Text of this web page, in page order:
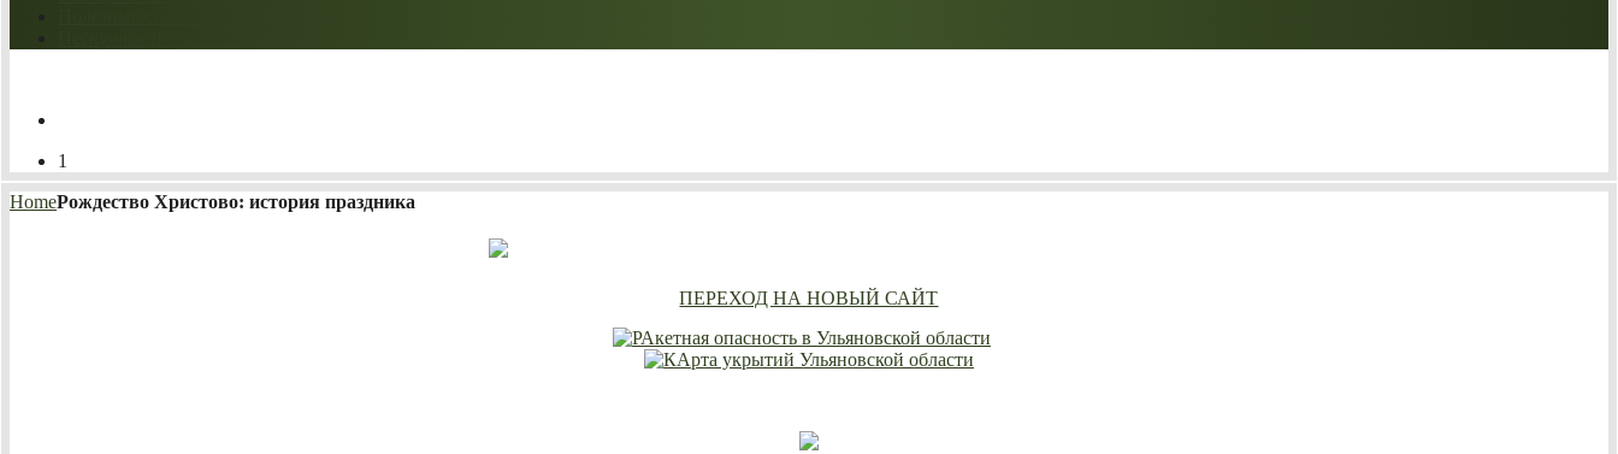
1
HomeРождество Христово: история праздника
ПЕРЕХОД НА НОВЫЙ САЙТ